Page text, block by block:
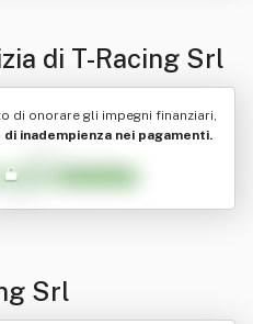
di T-Racing Srl
di onorare gli impegni finanziari,
inadempienza nei pagamenti.
Srl